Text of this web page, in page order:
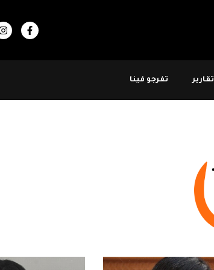
تقارير تفرجو فينا